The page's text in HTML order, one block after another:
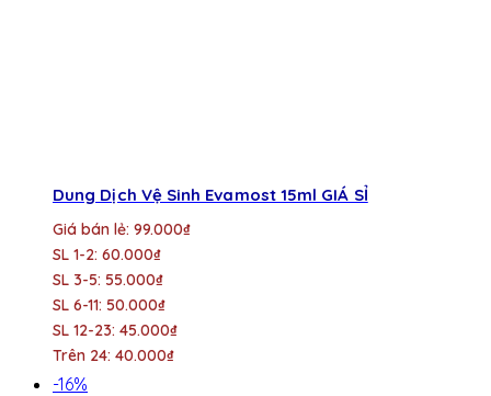
Dung Dịch Vệ Sinh Evamost 15ml GIÁ SỈ
Giá bán lẻ: 99.000₫
SL 1-2: 60.000₫
SL 3-5: 55.000₫
SL 6-11: 50.000₫
SL 12-23: 45.000₫
Trên 24: 40.000₫
-16%